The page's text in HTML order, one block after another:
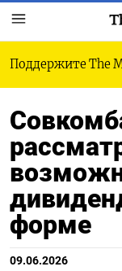
Поддержите The
форме
09.06.2026